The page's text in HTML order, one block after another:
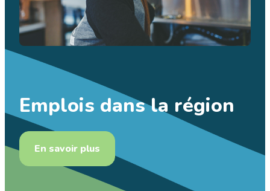
Emplois dans la région
En savoir plus